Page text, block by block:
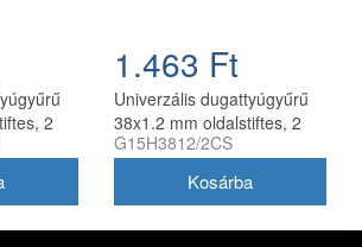
2
1.463 Ft
Univerzális dugattyúgyűrű
38x1.2 mm oldalstiftes, 2
db/csomag, utángyártott
G15H3812/2CS